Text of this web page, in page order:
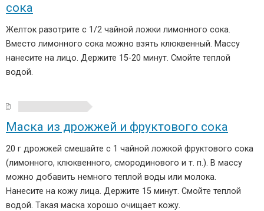
сока
Желток разотрите с 1/2 чайной ложки лимонного сока.
Вместо лимонного сока можно взять клюквенный. Массу
нанесите на лицо. Держите 15-20 минут. Смойте теплой
водой.
Маска из дрожжей и фруктового сока
20 г дрожжей смешайте с 1 чайной ложкой фруктового сока
(лимонного, клюквенного, смородинового и т. п.). В массу
можно добавить немного теплой воды или молока.
Нанесите на кожу лица. Держите 15 минут. Смойте теплой
водой. Такая маска хорошо очищает кожу.